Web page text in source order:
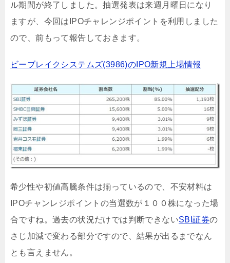
ル期間が終了しました。抽選発表は来週月曜日になり
ますが、今回はIPOチャレンジポイントを利用しました
ので、前もって報告しておきます。
ビーブレイクシステムズ(3986)のIPO新規上場情報
希少性や初値高騰条件は揃っているので、不安材料は
IPOチャンレジポイントの当選数が１００株になった場
合ですね。過去の状況だけでは判断できないSBI証券の
さじ加減で変わる部分ですので、結果が出るまでなん
とも言えません。